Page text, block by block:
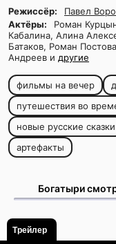
Режиссёр:
Павел
Актёры:
Роман
Кабалина, Алина
Батаков, Роман
Андреев и другие
фильмы на вечер
путешествия во
новые русские сказки
артефакты
Богатыри
Трейлер